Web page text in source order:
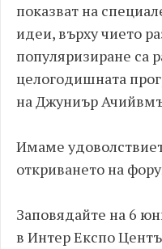
показват на
идеи, върху чието
популяризиране са
целогодишната
на Джуниър
Имаме
откриването на
Заповядайте на 6
в Интер Експо